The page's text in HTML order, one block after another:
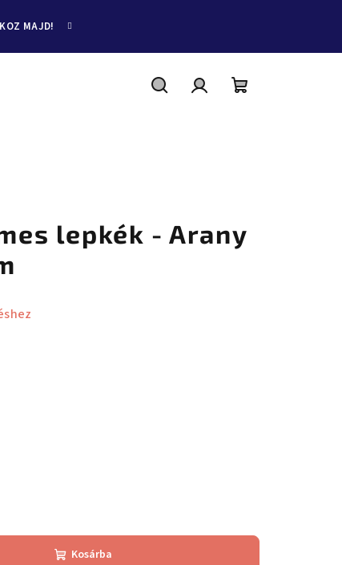
MAJD!
lepkék - Arany
Kosárba